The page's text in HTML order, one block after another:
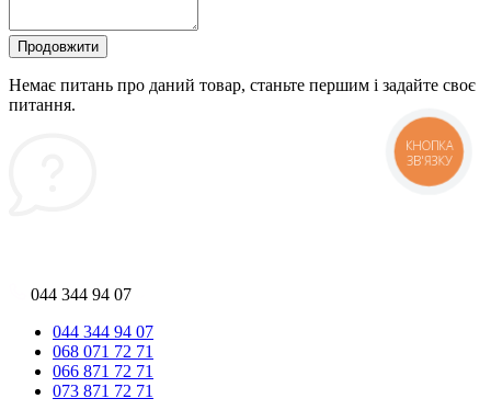
Продовжити
Немає питань про даний товар, станьте першим і задайте своє
питання.
044 344 94 07
044 344 94 07
068 071 72 71
066 871 72 71
073 871 72 71
КНОПКА
ЗВ'ЯЗКУ